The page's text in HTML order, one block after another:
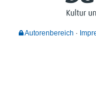
Autorenbereich